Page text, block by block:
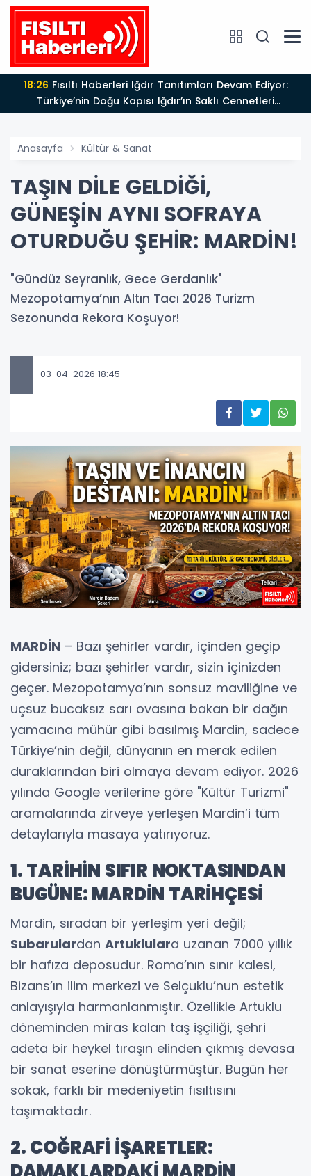
18:26
Türkiye’nin Doğu Kapısı Iğdır’ın Saklı Cennetleri
Keşfedilmeyi Bekliyor
Anasayfa Kültür & Sanat
TAŞIN DİLE GELDİĞİ,
GÜNEŞİN AYNI SOFRAYA
OTURDUĞU ŞEHİR: MARDİN!
"Gündüz Seyranlık, Gece Gerdanlık"
Mezopotamya’nın Altın Tacı 2026 Turizm
Sezonunda Rekora Koşuyor!
03-04-2026 18:45
MARDİN – Bazı şehirler vardır, içinden geçip
gidersiniz; bazı şehirler vardır, sizin içinizden
geçer. Mezopotamya’nın sonsuz maviliğine ve
uçsuz bucaksız sarı ovasına bakan bir dağın
yamacına mühür gibi basılmış Mardin, sadece
Türkiye’nin değil, dünyanın en merak edilen
duraklarından biri olmaya devam ediyor. 2026
yılında Google verilerine göre "Kültür Turizmi"
aramalarında zirveye yerleşen Mardin’i tüm
detaylarıyla masaya yatırıyoruz.
1. TARİHİN SIFIR NOKTASINDAN
BUGÜNE: MARDİN TARİHÇESİ
Mardin, sıradan bir yerleşim yeri değil;
Subarulardan Artuklulara uzanan 7000 yıllık
bir hafıza deposudur. Roma’nın sınır kalesi,
Bizans’ın ilim merkezi ve Selçuklu’nun estetik
anlayışıyla harmanlanmıştır. Özellikle Artuklu
döneminden miras kalan taş işçiliği, şehri
adeta bir heykel tıraşın elinden çıkmış devasa
bir sanat eserine dönüştürmüştür. Bugün her
sokak, farklı bir medeniyetin fısıltısını
taşımaktadır.
2. COĞRAFİ İŞARETLER:
DAMAKLARDAKİ MARDİN